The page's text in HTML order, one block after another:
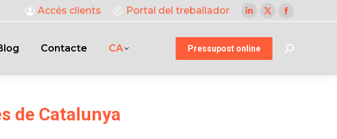
Accés clients Portal del treballador
Linkedin
opens
X
opens
Facebook
opens
Contacte CA Pressupost online Search:
de Catalunya